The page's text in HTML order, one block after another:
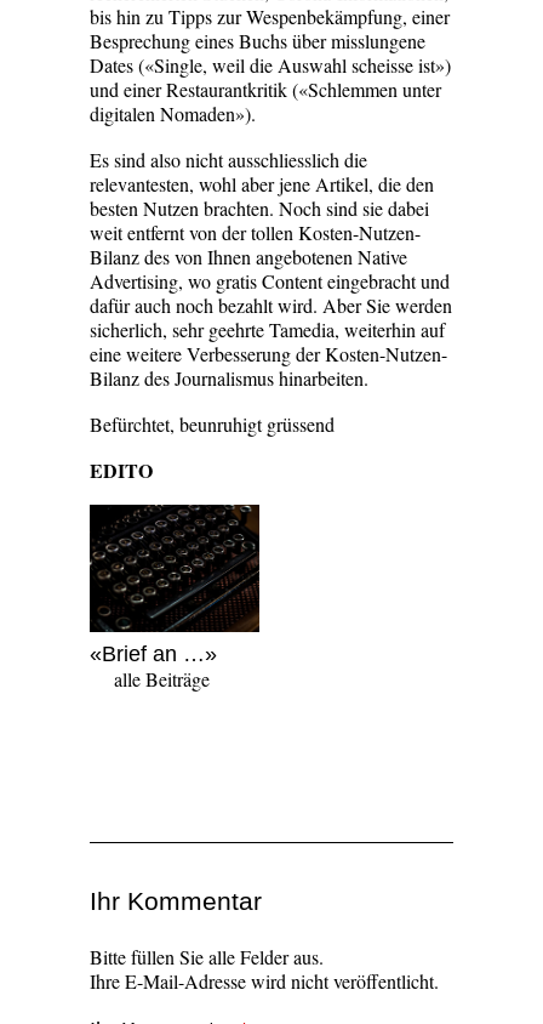
bis hin zu Tipps zur Wespenbekämpfung, einer
Besprechung eines Buchs über miss­lungene
Dates («Single, weil die Auswahl scheisse ist»)
und einer Restaurantkritik («Schlemmen unter
digitalen Nomaden»).
Es sind also nicht ausschliesslich die
relevantesten, wohl aber jene Artikel, die den
besten Nutzen brachten. Noch sind sie dabei
weit entfernt von der tollen Kosten-­Nutzen-
Bilanz des von Ihnen angebotenen Native
Advertising, wo gratis Content eingebracht und
dafür auch noch bezahlt wird. Aber Sie werden
sicherlich, sehr geehrte Tamedia, weiterhin auf
eine weitere Verbesserung der Kosten-Nutzen-
Bilanz des Journalismus hinarbeiten.
Befürchtet, beunruhigt grüssend
EDITO
«Brief an …»
alle Beiträge
Ihr Kommentar
Bitte füllen Sie alle Felder aus.
Ihre E-Mail-Adresse wird nicht veröffentlicht.